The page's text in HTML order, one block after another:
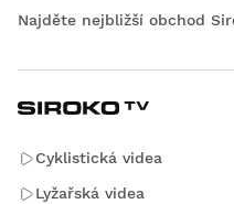
Najděte nejbližší obchod
Cyklistická videa
Lyžařská videa